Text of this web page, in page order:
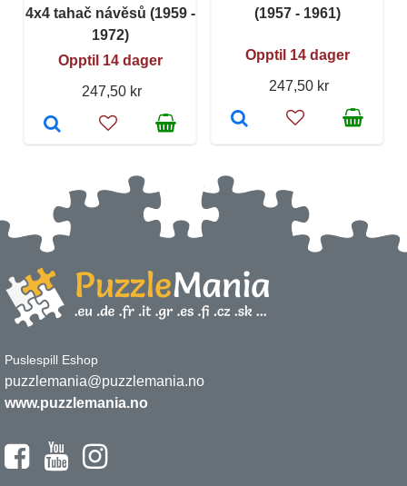
4x4 tahač návěsů (1959 -
1972)
Opptil 14 dager
247,50 kr
(1957 - 1961)
Opptil 14 dager
247,50 kr
Puslespill Eshop
puzzlemania@puzzlemania.no
www.puzzlemania.no